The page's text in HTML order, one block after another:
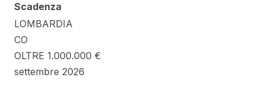
Scadenza
LOMBARDIA
CO
OLTRE 1.000.000 €
settembre 2026